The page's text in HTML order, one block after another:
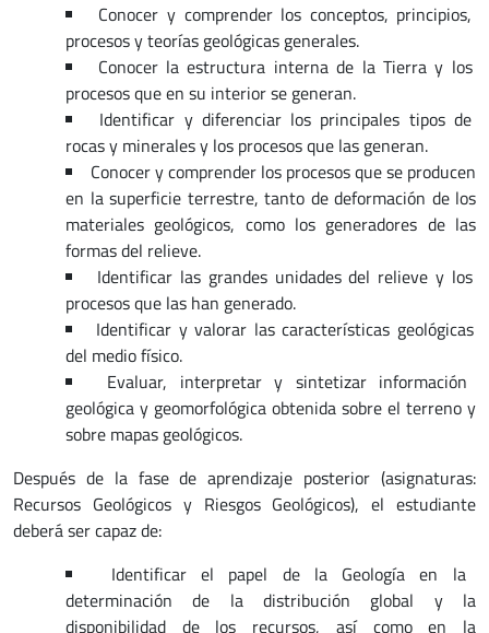
Conocer y comprender los conceptos, principios,
procesos y teorías geológicas generales.
Conocer la estructura interna de la Tierra y los
procesos que en su interior se generan.
Identificar y diferenciar los principales tipos de
rocas y minerales y los procesos que las generan.
Conocer y comprender los procesos que se producen
en la superficie terrestre, tanto de deformación de los
materiales geológicos, como los generadores de las
formas del relieve.
Identificar las grandes unidades del relieve y los
procesos que las han generado.
Identificar y valorar las características geológicas
del medio físico.
Evaluar, interpretar y sintetizar información
geológica y geomorfológica obtenida sobre el terreno y
sobre mapas geológicos.
Después de la fase de aprendizaje posterior (asignaturas:
Recursos Geológicos y Riesgos Geológicos), el estudiante
deberá ser capaz de:
Identificar el papel de la Geología en la
determinación de la distribución global y la
disponibilidad de los recursos, así como en la